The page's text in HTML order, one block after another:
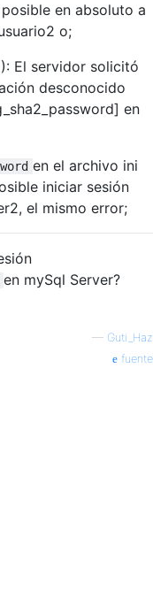
en absoluto a
o;
El servidor solicitó
desconocido
en
en el archivo ini
iniciar sesión
el mismo error;
en mySql Server?
— Guti_Haz
fuente